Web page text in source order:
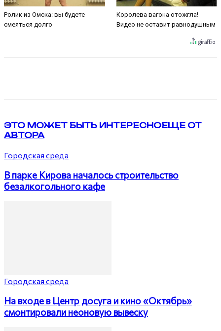
Ролик из Омска: вы будете
смеяться долго
Королева вагона отожгла!
Видео не оставит равнодушным
ЭТО МОЖЕТ БЫТЬ ИНТЕРЕСНОЕЩЕ ОТ
АВТОРА
Городская среда
В парке Кирова началось строительство
безалкогольного кафе
Городская среда
На входе в Центр досуга и кино «Октябрь»
смонтировали неоновую вывеску